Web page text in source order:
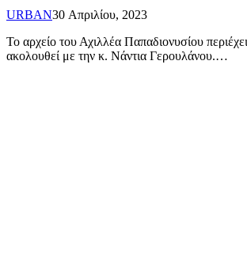
URBAN30 Απριλίου, 2023
Το αρχείο του Αχιλλέα Παπαδιονυσίου
ακολουθεί με την κ. Νάντια Γερουλάνου.…